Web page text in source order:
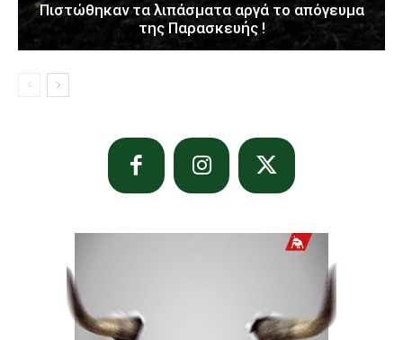
Πιστώθηκαν τα λιπάσματα αργά το απόγευμα
της Παρασκευής !